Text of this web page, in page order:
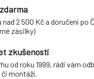
Superb III
od 3.15)
Combi -
PN
nad 2 500 Kč a doručení po
zásilky)
zkušeností
od roku 1999, rádi vám
montáží.